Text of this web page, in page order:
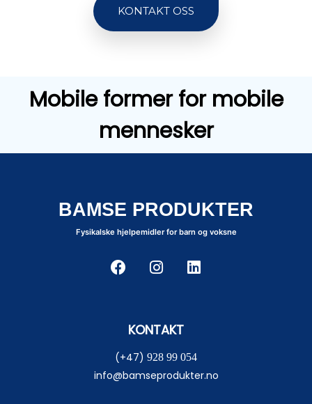
KONTAKT OSS
Mobile former for mobile
mennesker
BAMSE PRODUKTER
Fysikalske hjelpemidler for barn og voksne
KONTAKT
(+47) 928 99 054
info@bamseprodukter.no